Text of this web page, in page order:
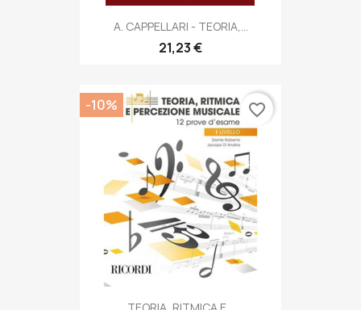
A. CAPPELLARI - TEORIA,...
21,23 €
-10% favorite_border